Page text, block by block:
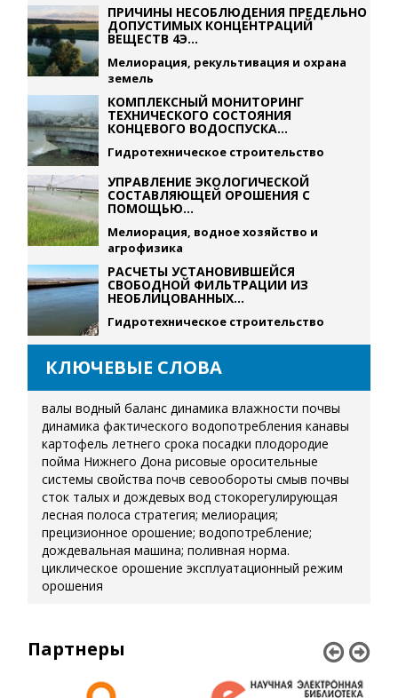
ПРИЧИНЫ НЕСОБЛЮДЕНИЯ ПРЕДЕЛЬНО
ДОПУСТИМЫХ КОНЦЕНТРАЦИЙ
ВЕЩЕСТВ 4Э...
Мелиорация, рекультивация и охрана
земель
КОМПЛЕКСНЫЙ МОНИТОРИНГ
ТЕХНИЧЕСКОГО СОСТОЯНИЯ
КОНЦЕВОГО ВОДОСПУСКА...
Гидротехническое строительство
УПРАВЛЕНИЕ ЭКОЛОГИЧЕСКОЙ
СОСТАВЛЯЮЩЕЙ ОРОШЕНИЯ С
ПОМОЩЬЮ...
Мелиорация, водное хозяйство и
агрофизика
РАСЧЕТЫ УСТАНОВИВШЕЙСЯ
СВОБОДНОЙ ФИЛЬТРАЦИИ ИЗ
НЕОБЛИЦОВАННЫХ...
Гидротехническое строительство
КЛЮЧЕВЫЕ СЛОВА
валы водный баланс динамика влажности почвы
динамика фактического водопотребления канавы
картофель летнего срока посадки плодородие
пойма Нижнего Дона рисовые оросительные
системы свойства почв севообороты смыв почвы
сток талых и дождевых вод стокорегулирующая
лесная полоса стратегия; мелиорация;
прецизионное орошение; водопотребление;
дождевальная машина; поливная норма.
циклическое орошение эксплуатационный режим
орошения
Партнеры